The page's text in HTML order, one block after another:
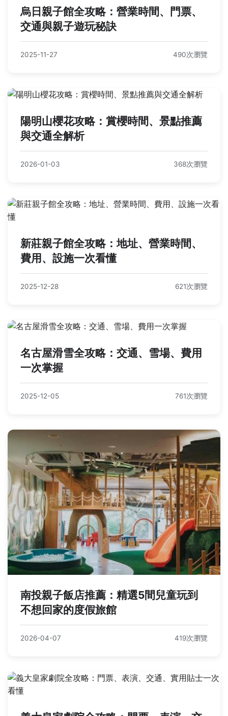
烏日親子館全攻略：營業時間、門票、
交通與親子遊玩秘訣
2025-11-27 490次瀏覽
陽明山櫻花攻略：賞櫻時間、景點推薦
與交通全解析
2026-01-03 368次瀏覽
新莊親子館全攻略：地址、營業時間、
費用、設施一次看懂
2025-12-28 621次瀏覽
名古屋滑雪全攻略：交通、雪場、費用
一次掌握
2025-12-05 761次瀏覽
南投親子飯店推薦：精選5間兒童玩到
不想回家的度假旅館
2026-04-07 419次瀏覽